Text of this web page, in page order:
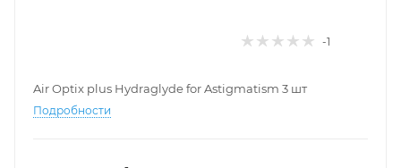
-1
Air Optix plus Hydraglyde for Astigmatism 3 шт
Подробности